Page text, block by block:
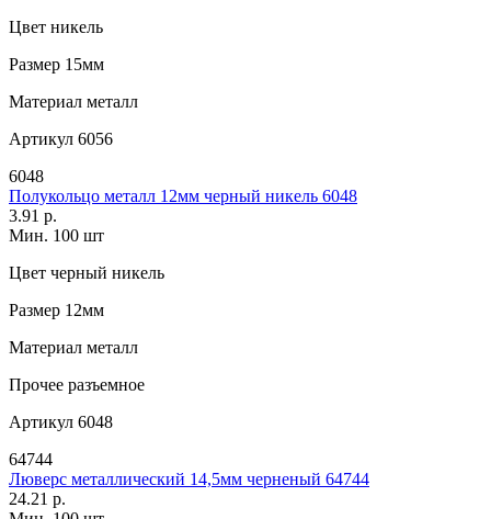
Цвет никель
Размер 15мм
Материал металл
Артикул 6056
6048
Полукольцо металл 12мм черный никель 6048
3.91 р.
Мин. 100 шт
Цвет черный никель
Размер 12мм
Материал металл
Прочее разъемное
Артикул 6048
64744
Люверс металлический 14,5мм черненый 64744
24.21 р.